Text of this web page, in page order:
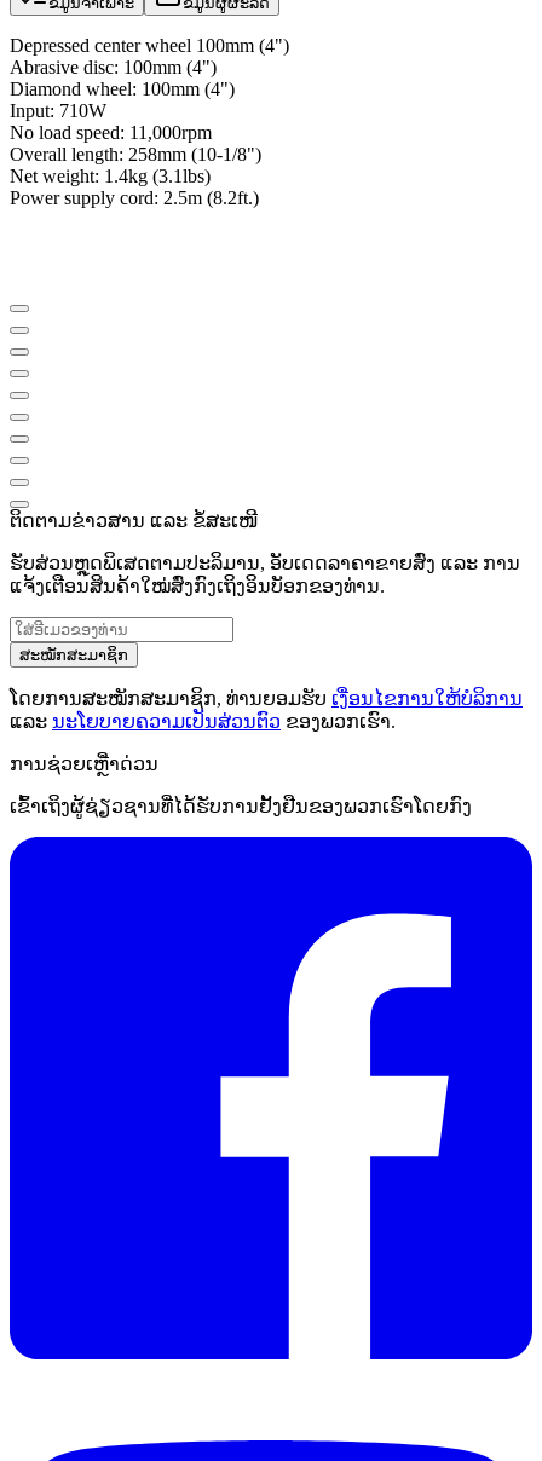
Depressed center wheel 100mm (4")
Abrasive disc: 100mm (4")
Diamond wheel: 100mm (4")
Input: 710W
No load speed: 11,000rpm
Overall length: 258mm (10-1/8")
Net weight: 1.4kg (3.1lbs)
Power supply cord: 2.5m (8.2ft.)
ຕິດຕາມຂ່າວສານ ແລະ ຂໍ້ສະເໜີ
ຮັບສ່ວນຫຼຸດພິເສດຕາມປະລິມານ, ອັບເດດລາຄາຂາຍສົ່ງ ແລະ ການ
ແຈ້ງເຕືອນສິນຄ້າໃໝ່ສົ່ງກົງເຖິງອິນບັອກຂອງທ່ານ.
ສະໝັກສະມາຊິກ
ໂດຍການສະໝັກສະມາຊິກ, ທ່ານຍອມຮັບ ເງື່ອນໄຂການໃຫ້ບໍລິການ
ແລະ ນະໂຍບາຍຄວາມເປັນສ່ວນຕົວ ຂອງພວກເຮົາ.
ການຊ່ວຍເຫຼືໍາດ່ວນ
ເຂົ້າເຖິງຜູ້ຊ່ຽວຊານທີ່ໄດ້ຮັບການຢັ້ງຢືນຂອງພວກເຮົາໂດຍກົງ